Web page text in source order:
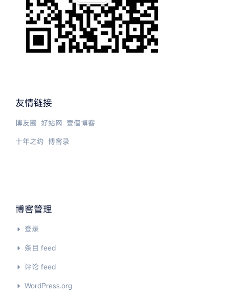
友情链接
博友圈 好站网 壹個博客
十年之约 博客录
博客管理
登录
条目 feed
评论 feed
WordPress.org